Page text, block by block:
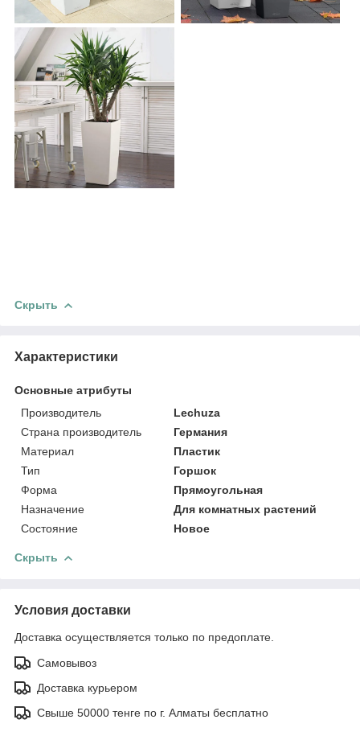
Скрыть
Характеристики
Основные атрибуты
Производитель
Lechuza
Страна производитель
Германия
Материал
Пластик
Тип
Горшок
Форма
Прямоугольная
Назначение
Для комнатных растений
Состояние
Новое
Скрыть
Условия доставки
Доставка осуществляется только по предоплате.
Самовывоз
Доставка курьером
Свыше 50000 тенге по г. Алматы бесплатно